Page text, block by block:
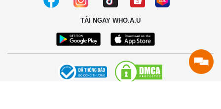
TẢI NGAY WHO.A.U